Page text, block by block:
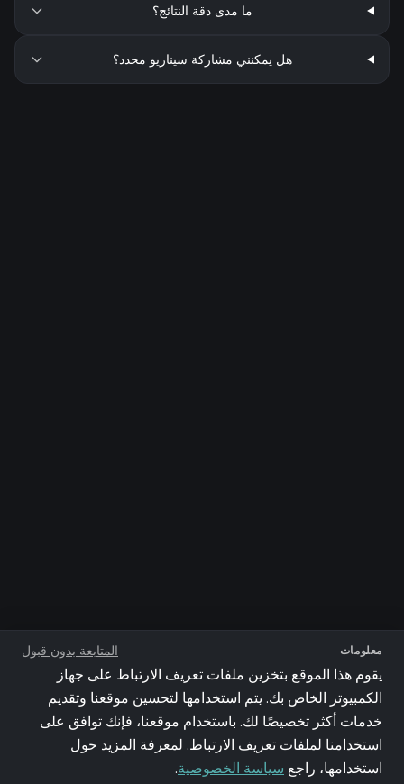
ما مدى دقة النتائج؟
هل يمكنني مشاركة سيناريو محدد؟
معلومات المتابعة بدون قبول
يقوم هذا الموقع بتخزين ملفات تعريف الارتباط على جهاز
الكمبيوتر الخاص بك. يتم استخدامها لتحسين موقعنا وتقديم
خدمات أكثر تخصيصًا لك. باستخدام موقعنا، فإنك توافق على
استخدامنا لملفات تعريف الارتباط. لمعرفة المزيد حول
استخدامها، راجع سياسة الخصوصية.